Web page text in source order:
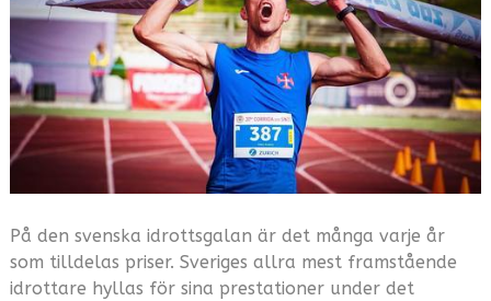
På den svenska idrottsgalan är det många varje år
som tilldelas priser. Sveriges allra mest framstående
idrottare hyllas för sina prestationer under det